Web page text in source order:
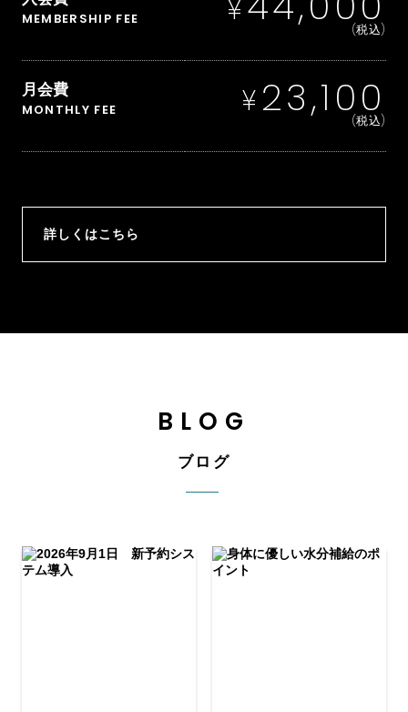
MEMBERSHIP FEE
¥
(税込)
月会費
MONTHLY FEE
¥23,100
(税込)
詳しくはこちら
BLOG
ブログ